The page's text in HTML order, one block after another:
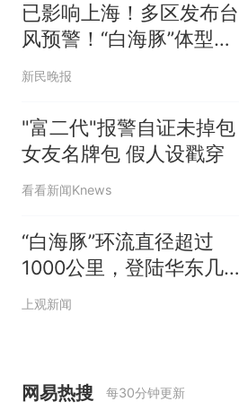
已影响上海！多区发布台
风预警！“白海豚”体型变
大，近似13个浙江面积，
啥时来？
新民晚报
"富二代"报警自证未掉包
女友名牌包 假人设戳穿
看看新闻Knews
“白海豚”环流直径超过
1000公里，登陆华东几成
定局！申城周末大风大雨
上观新闻
网易热搜 每30分钟更新